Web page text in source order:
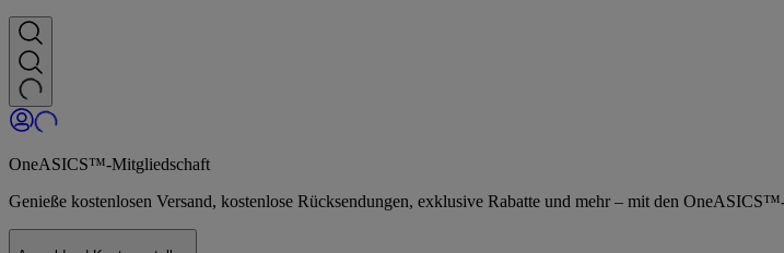
OneASICS™-Mitgliedschaft
Genieße kostenlosen Versand, kostenlose Rücksendungen, exklusive Rabatte und mehr – mit den